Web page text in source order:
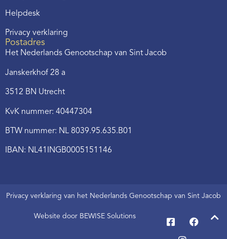
Helpdesk
Privacy verklaring
Postadres
Het Nederlands Genootschap van Sint Jacob
Janskerkhof 28 a
3512 BN Utrecht
KvK nummer: 40447304
BTW nummer: NL 8039.95.635.B01
IBAN: NL41INGB0005151146
Privacy verklaring van het Nederlands Genootschap van Sint Jacob
Website door BEWISE Solutions